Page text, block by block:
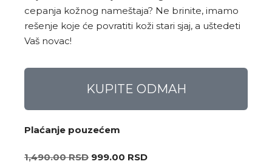
cepanja kožnog nameštaja? Ne brinite, imamo
rešenje koje će povratiti koži stari sjaj, a uštedeti
Vaš novac!
KUPITE ODMAH
Plaćanje pouzećem
1,490.00RSD 999.00 RSD